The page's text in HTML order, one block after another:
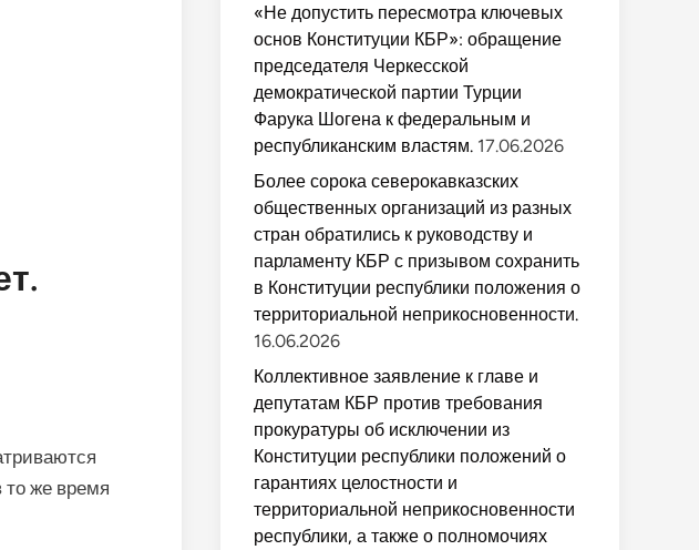
то же время
«Не допустить пересмотра ключевых
основ Конституции КБР»: обращение
председателя Черкесской
демократической партии Турции
Фарука Шогена к федеральным и
республиканским властям. 17.06.2026
Более сорока северокавказских
общественных организаций из разных
стран обратились к руководству и
парламенту КБР с призывом сохранить
в Конституции республики положения о
территориальной неприкосновенности.
16.06.2026
Коллективное заявление к главе и
депутатам КБР против требования
прокуратуры об исключении из
Конституции республики положений о
гарантиях целостности и
территориальной неприкосновенности
республики, а также о полномочиях